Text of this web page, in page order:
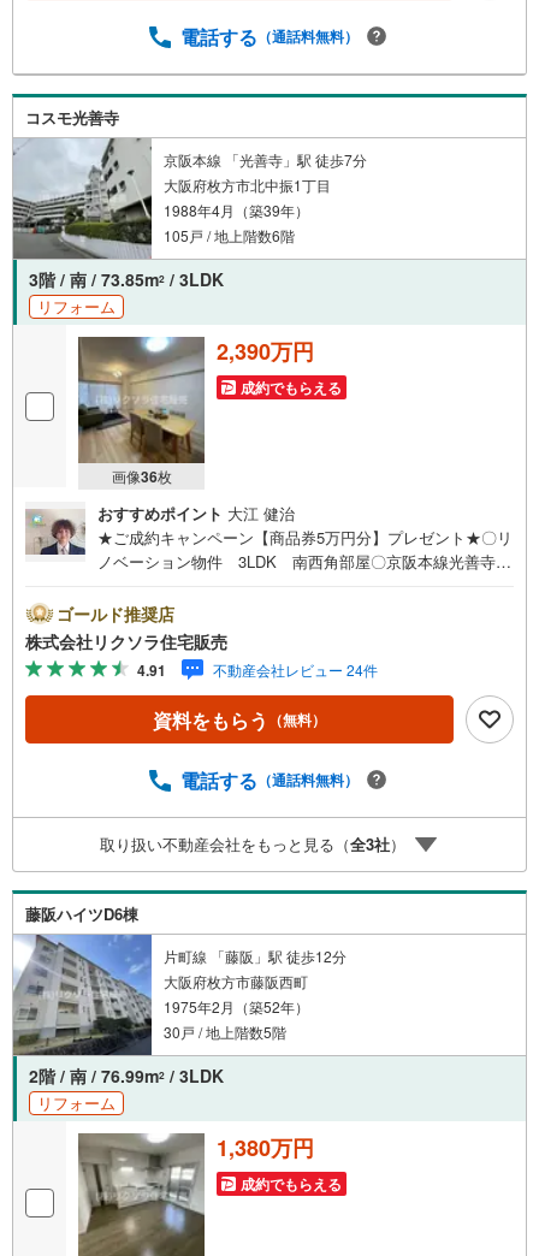
他サイトの掲載物件もまとめてご案内可能リフォームやリ
料相談会 随時開催中】〇お客様の条件にベストな住宅ロ
ーン商品のご提案〇住宅ローンの金利や優遇率、審査基準
などを詳しくご説明〇住宅ローンとリフォームローンの一
体型商品もご提案〇仕事や収入・現在過去の借入による住
宅ローンへの問題解決是非ともお問合せ下さい
電話する （通話料無料）
コスモ光善寺
京阪本線 「光善寺」駅 徒歩7分
大阪府枚方市北中振1丁目
1988年4月（築39年）
105戸 / 地上階数6階
3階 / 南 / 73.85m2 / 3LDK
リフォーム
画像36枚
2,390万円
成約でもらえる
おすすめポイント 大江 健治
★ご成約キャンペーン【商品券5万円分】プレゼント★〇リ
ノベーション物件 3LDK 南西角部屋〇京阪本線光善寺駅
ッチン 食洗機 南向きリビング■営業時間 9:30～20:00
■即日案内可能！※当日・翌日のご案内はお電話でのお問
合せがスムーズ■定休日 毎週水曜日◇弊社ホームページよ
りLINEでのお問合せも好評！◇不動産情報サイト未掲載物
件、弊社ホームページに多数掲載！◇学校区物件検索も充
実！ご希望の学校区での物件探しに便利！「リクソラ住宅
動産会社・他サイトの掲載物件もまとめてご案内可能リフ
トな住宅ローン商品のご提案〇住宅ローンの金利や優遇
率、審査基準などを詳しくご説明〇住宅ローンとリフォー
ムローンの一体型商品もご提案〇仕事や収入・現在過去の
借入による住宅ローンへの問題解決是非ともお問合せ下さ
い
ゴールド推奨店
株式会社リクソラ住宅販売
4.91 不動産会社レビュー 24件
資料をもらう （無料）
電話する （通話料無料）
取り扱い不動産会社をもっと見る（全3社）
藤阪ハイツD6棟
片町線 「藤阪」駅 徒歩12分
大阪府枚方市藤阪西町
1975年2月（築52年）
30戸 / 地上階数5階
2階 / 南 / 76.99m2 / 3LDK
リフォーム
1,380万円
成約でもらえる